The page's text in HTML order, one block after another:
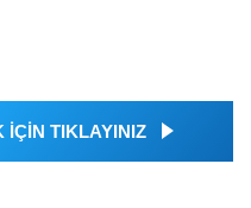
İÇİN TIKLAYINIZ